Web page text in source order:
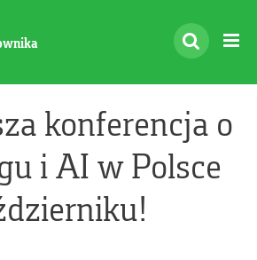
konferencja o
i AI w Polsce